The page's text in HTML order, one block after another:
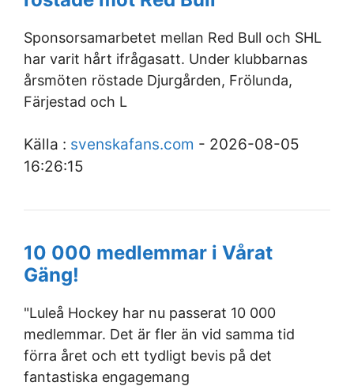
Sponsorsamarbetet mellan Red Bull och SHL
har varit hårt ifrågasatt. Under klubbarnas
årsmöten röstade Djurgården, Frölunda,
Färjestad och L
Källa : svenskafans.com - 2026-08-05
16:26:15
10 000 medlemmar i Vårat
Gäng!
"Luleå Hockey har nu passerat 10 000
medlemmar. Det är fler än vid samma tid
förra året och ett tydligt bevis på det
fantastiska engagemang